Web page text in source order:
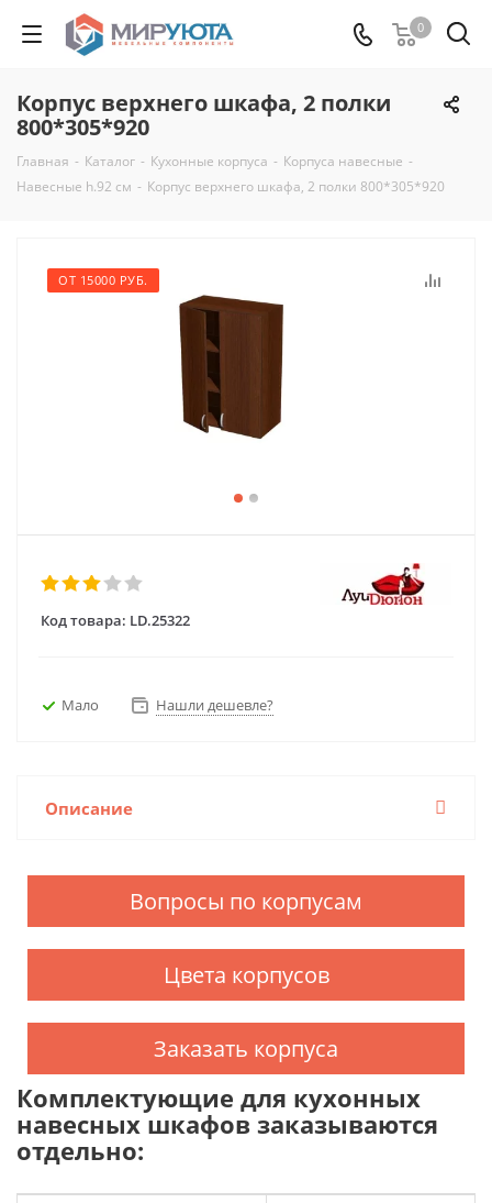
0
Корпус верхнего шкафа, 2 полки
800*305*920
Главная - Каталог - Кухонные корпуса - Корпуса навесные -
Навесные h.92 см - Корпус верхнего шкафа, 2 полки 800*305*920
ОТ 15000 РУБ.
Код товара: LD.25322
Мало Нашли дешевле?
Описание
Вопросы по корпусам
Цвета корпусов
Заказать корпуса
Комплектующие для кухонных
навесных шкафов заказываются
отдельно: